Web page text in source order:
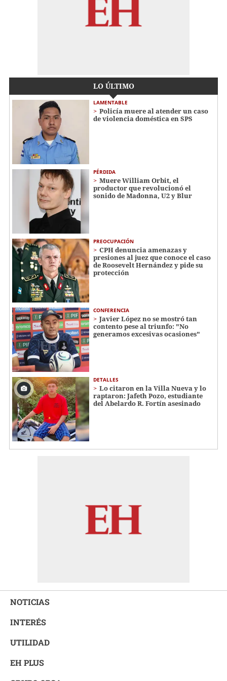
LO ÚLTIMO
LAMENTABLE
Policía muere al atender un caso
de violencia doméstica en SPS
PÉRDIDA
Muere William Orbit, el
productor que revolucionó el
sonido de Madonna, U2 y Blur
PREOCUPACIÓN
CPH denuncia amenazas y
presiones al juez que conoce el caso
de Roosevelt Hernández y pide su
protección
CONFERENCIA
Javier López no se mostró tan
contento pese al triunfo: "No
generamos excesivas ocasiones"
DETALLES
Lo citaron en la Villa Nueva y lo
raptaron: Jafeth Pozo, estudiante
del Abelardo R. Fortín asesinado
NOTICIAS
INTERÉS
UTILIDAD
EH PLUS